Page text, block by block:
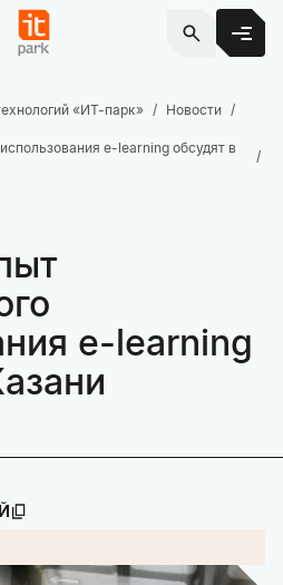
«ИТ-парк»
Новости
e-learning обсудят в
e-learning